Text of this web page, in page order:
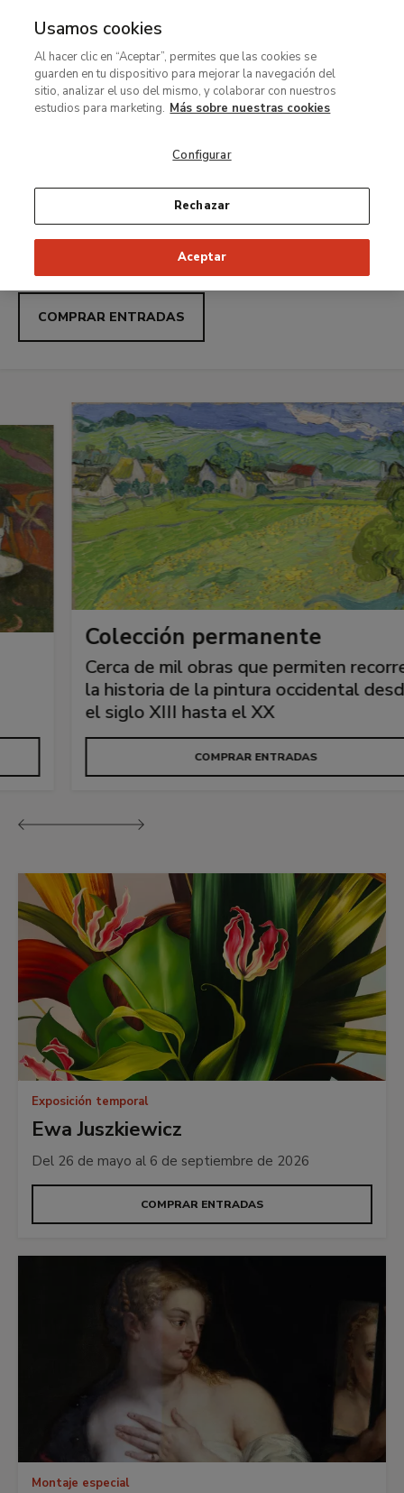
MENÚ
contenido
principal
Thyssen-
Bornemisza
Nacional
Noches Thyssen con Uber: sábados acceso gratuito de
21:00 a 23:00
Carmen Laffón.
Variaciones
Exposición temporal
Del 23 de junio al 27 de septiembre de 2026
COMPRAR ENTRADAS
Colección permanente
Cerca de mil obras que permiten recorrer
la historia de la pintura occidental desde
el siglo XIII hasta el XX
COMPRAR ENTRADAS
AnteriorSiguiente
Exposición temporal
Ewa Juszkiewicz
Del 26 de mayo al 6 de septiembre de 2026
COMPRAR ENTRADAS
Montaje especial
Usamos cookies
Al hacer clic en “Aceptar”, permites que las cookies se
guarden en tu dispositivo para mejorar la navegación del
sitio, analizar el uso del mismo, y colaborar con nuestros
estudios para marketing. Más sobre nuestras cookies
Configurar
Rechazar
Aceptar